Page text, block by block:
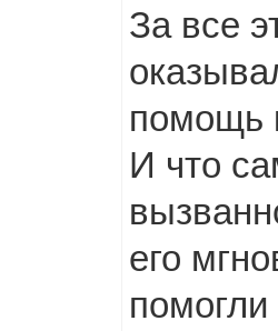
За все
помощь
И что
его